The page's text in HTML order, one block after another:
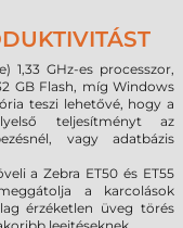
1,33 GHz-es processzor,
GB Flash, míg Windows
teszi lehetővé, hogy a
teljesítményt az
vagy adatbázis
a Zebra ET50 és ET55
a karcolások
érzéketlen üveg törés